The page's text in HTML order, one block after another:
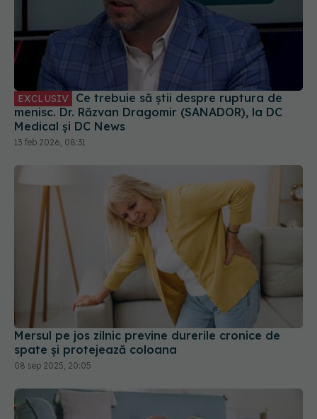
EXCLUSIV
menisc. Dr. Răzvan Dragomir (SANADOR), la DC
Medical și DC News
13 feb 2026, 08:31
Mersul pe jos zilnic previne durerile cronice de
spate și protejează coloana
08 sep 2025, 20:05